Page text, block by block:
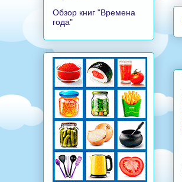
Обзор книг "Времена
года"